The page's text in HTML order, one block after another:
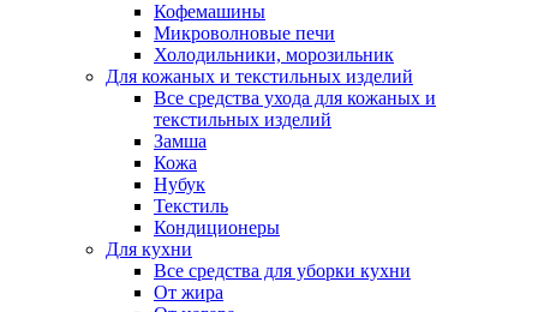
Кофемашины
Микроволновые печи
Холодильники, морозильник
Для кожаных и текстильных изделий
Все средства ухода для кожаных и
текстильных изделий
Замша
Кожа
Нубук
Текстиль
Кондиционеры
Для кухни
Все средства для уборки кухни
От жира